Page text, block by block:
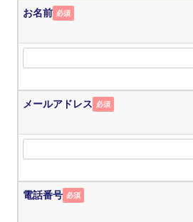
お名前 必須
メールアドレス 必須
電話番号 必須